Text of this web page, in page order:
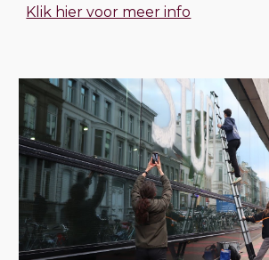
Klik hier voor meer info